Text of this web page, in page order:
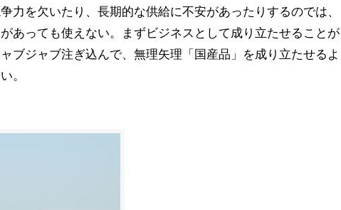
力を欠いたり、長期的な供給に不安があったりするのでは、
あっても使えない。まずビジネスとして成り立たせることが
ブジャブ注ぎ込んで、無理矢理「国産品」を成り立たせるよ
。